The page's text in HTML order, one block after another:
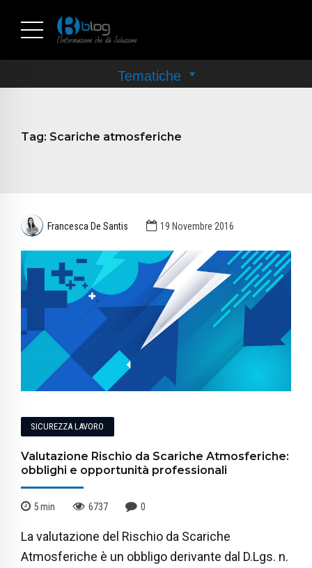
Tag: Scariche atmosferiche
Francesca De Santis 19 Novembre 2016
SICUREZZA LAVORO
Valutazione Rischio da Scariche Atmosferiche:
obblighi e opportunità professionali
5min 6737 0
La valutazione del Rischio da Scariche
Atmosferiche è un obbligo derivante dal D.Lgs. n.